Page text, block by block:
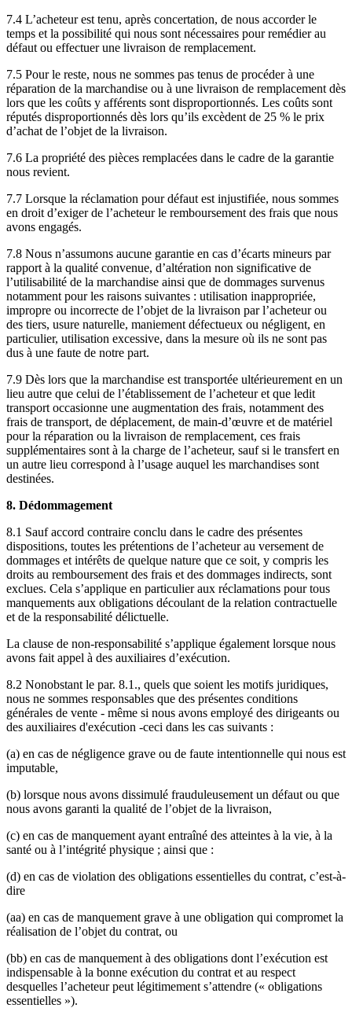
7.4 L’acheteur est tenu, après concertation, de nous accorder le
temps et la possibilité qui nous sont nécessaires pour remédier au
défaut ou effectuer une livraison de remplacement.
7.5 Pour le reste, nous ne sommes pas tenus de procéder à une
réparation de la marchandise ou à une livraison de remplacement dès
lors que les coûts y afférents sont disproportionnés. Les coûts sont
réputés disproportionnés dès lors qu’ils excèdent de 25 % le prix
d’achat de l’objet de la livraison.
7.6 La propriété des pièces remplacées dans le cadre de la garantie
nous revient.
7.7 Lorsque la réclamation pour défaut est injustifiée, nous sommes
en droit d’exiger de l’acheteur le remboursement des frais que nous
avons engagés.
7.8 Nous n’assumons aucune garantie en cas d’écarts mineurs par
rapport à la qualité convenue, d’altération non significative de
l’utilisabilité de la marchandise ainsi que de dommages survenus
notamment pour les raisons suivantes : utilisation inappropriée,
impropre ou incorrecte de l’objet de la livraison par l’acheteur ou
des tiers, usure naturelle, maniement défectueux ou négligent, en
particulier, utilisation excessive, dans la mesure où ils ne sont pas
dus à une faute de notre part.
7.9 Dès lors que la marchandise est transportée ultérieurement en un
lieu autre que celui de l’établissement de l’acheteur et que ledit
transport occasionne une augmentation des frais, notamment des
frais de transport, de déplacement, de main-d’œuvre et de matériel
pour la réparation ou la livraison de remplacement, ces frais
supplémentaires sont à la charge de l’acheteur, sauf si le transfert en
un autre lieu correspond à l’usage auquel les marchandises sont
destinées.
8. Dédommagement
8.1 Sauf accord contraire conclu dans le cadre des présentes
dispositions, toutes les prétentions de l’acheteur au versement de
dommages et intérêts de quelque nature que ce soit, y compris les
droits au remboursement des frais et des dommages indirects, sont
exclues. Cela s’applique en particulier aux réclamations pour tous
manquements aux obligations découlant de la relation contractuelle
et de la responsabilité délictuelle.
La clause de non-responsabilité s’applique également lorsque nous
avons fait appel à des auxiliaires d’exécution.
8.2 Nonobstant le par. 8.1., quels que soient les motifs juridiques,
nous ne sommes responsables que des présentes conditions
générales de vente - même si nous avons employé des dirigeants ou
des auxiliaires d'exécution -ceci dans les cas suivants :
(a) en cas de négligence grave ou de faute intentionnelle qui nous est
imputable,
(b) lorsque nous avons dissimulé frauduleusement un défaut ou que
nous avons garanti la qualité de l’objet de la livraison,
(c) en cas de manquement ayant entraîné des atteintes à la vie, à la
santé ou à l’intégrité physique ; ainsi que :
(d) en cas de violation des obligations essentielles du contrat, c’est-à-
dire
(aa) en cas de manquement grave à une obligation qui compromet la
réalisation de l’objet du contrat, ou
(bb) en cas de manquement à des obligations dont l’exécution est
indispensable à la bonne exécution du contrat et au respect
desquelles l’acheteur peut légitimement s’attendre (« obligations
essentielles »).